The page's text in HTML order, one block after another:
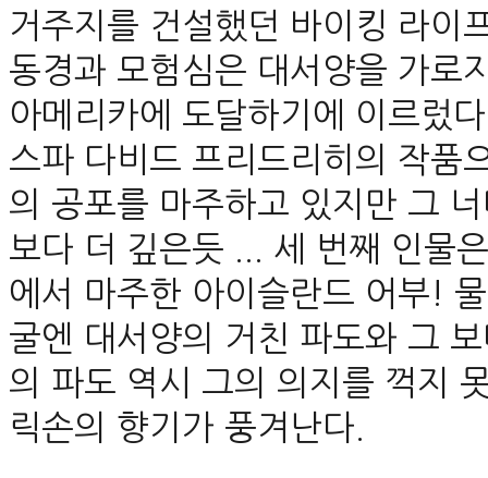
거주지를 건설했던 바이킹 라이
동경과 모험심은 대서양을 가로
아메리카에 도달하기에 이르렀
스파 다비드 프리드리히의 작품
의 공포를 마주하고 있지만 그
보다 더 깊은듯 ... 세 번째 인물
에서 마주한 아이슬란드 어부!
굴엔 대서양의 거친 파도와 그
의 파도 역시 그의 의지를 꺽지
릭손의 향기가 풍겨난다.